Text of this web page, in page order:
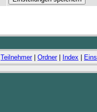
Teilnehmer| Ordner| Index